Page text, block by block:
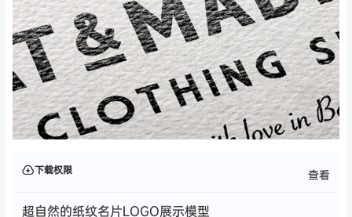
下载权限 查看
超自然的纸纹名片LOGO展示模型